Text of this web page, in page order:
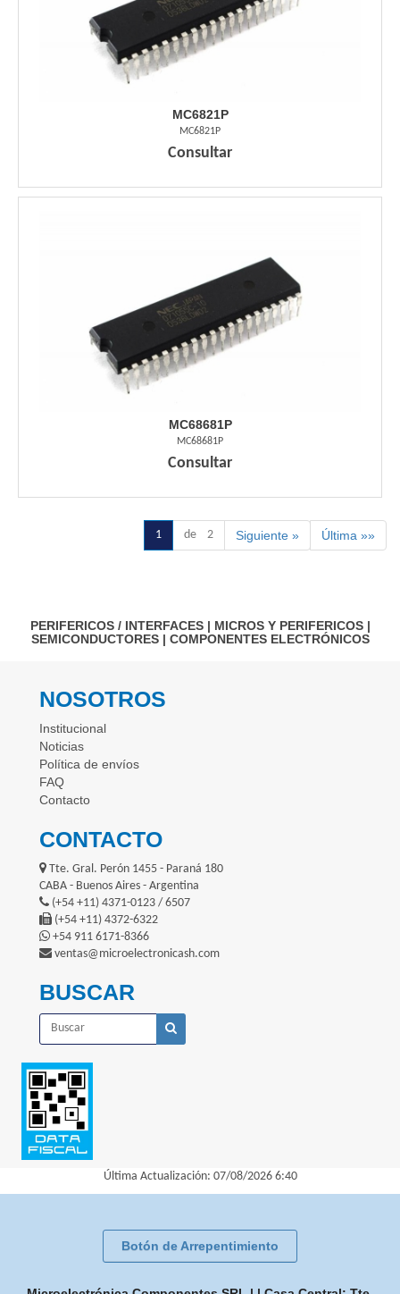
MC6821P
MC6821P
Consultar
MC68681P
MC68681P
Consultar
1 de 2 Siguiente » Última »»
PERIFERICOS / INTERFACES| MICROS Y PERIFERICOS|
SEMICONDUCTORES| COMPONENTES ELECTRÓNICOS
NOSOTROS
Institucional
Noticias
Política de envíos
FAQ
Contacto
CONTACTO
Tte. Gral. Perón 1455 - Paraná 180
CABA - Buenos Aires - Argentina
(+54 +11) 4371-0123 / 6507
(+54 +11) 4372-6322
+54 911 6171-8366
ventas@microelectronicash.com
BUSCAR
Última Actualización: 07/08/2026 6:40
Botón de Arrepentimiento